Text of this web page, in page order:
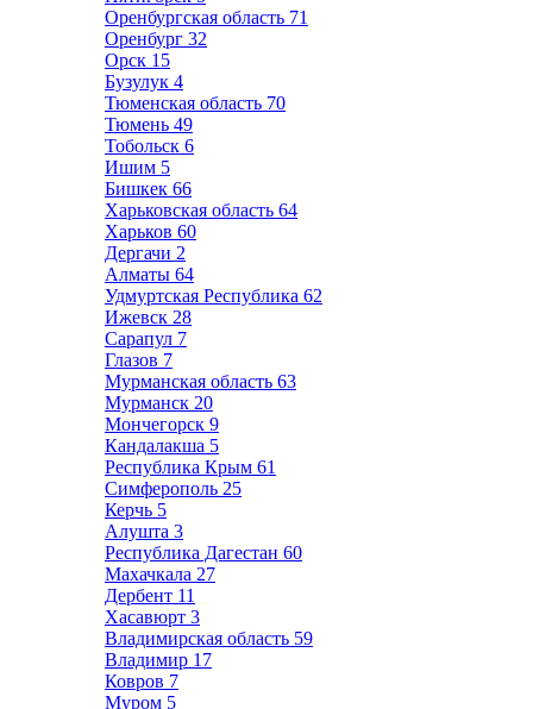
Оренбургская область 71
Оренбург 32
Орск 15
Бузулук 4
Тюменская область 70
Тюмень 49
Тобольск 6
Ишим 5
Бишкек 66
Харьковская область 64
Харьков 60
Дергачи 2
Алматы 64
Удмуртская Республика 62
Ижевск 28
Сарапул 7
Глазов 7
Мурманская область 63
Мурманск 20
Мончегорск 9
Кандалакша 5
Республика Крым 61
Симферополь 25
Керчь 5
Алушта 3
Республика Дагестан 60
Махачкала 27
Дербент 11
Хасавюрт 3
Владимирская область 59
Владимир 17
Ковров 7
Муром 5